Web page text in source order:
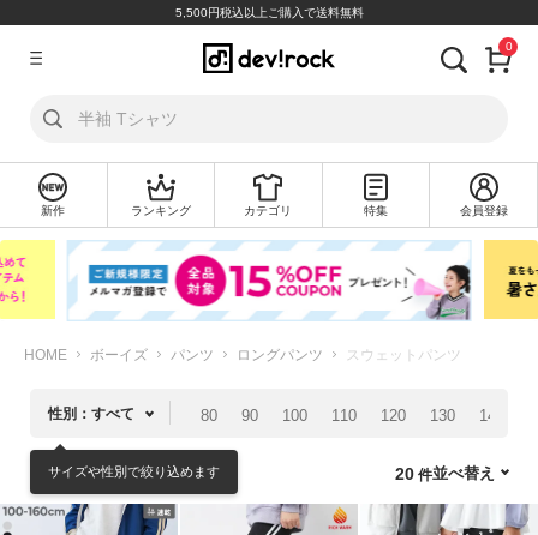
5,500円税込以上ご購入で送料無料
ロ
新
テ
0
新作 ランキング カテゴリ 特集 会員登録
HOME ボーイズ パンツ ロングパンツ スウェットパンツ
性別：すべて 80 90 100 110 120 130 140
サイズや性別で絞り込めます 並べ替え
20